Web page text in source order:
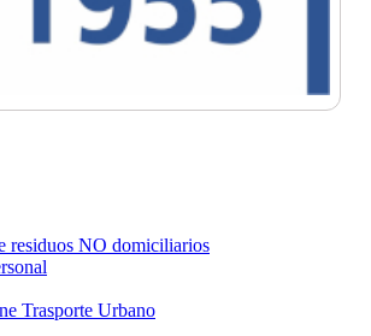
residuos NO domiciliarios
Trasporte Urbano